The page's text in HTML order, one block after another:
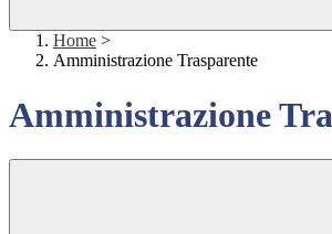
Home >
Amministrazione Trasparente
Amministrazione